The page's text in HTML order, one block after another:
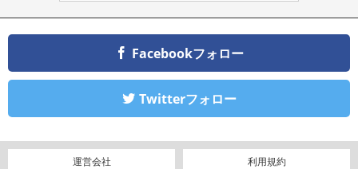
Facebookフォロー
Twitterフォロー
運営会社 利用規約